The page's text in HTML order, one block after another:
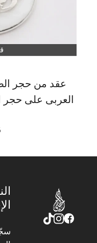
عقد من حجر
العربى على حجر